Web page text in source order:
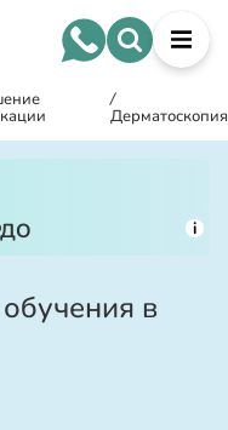
/
Дерматоскопия
i
в